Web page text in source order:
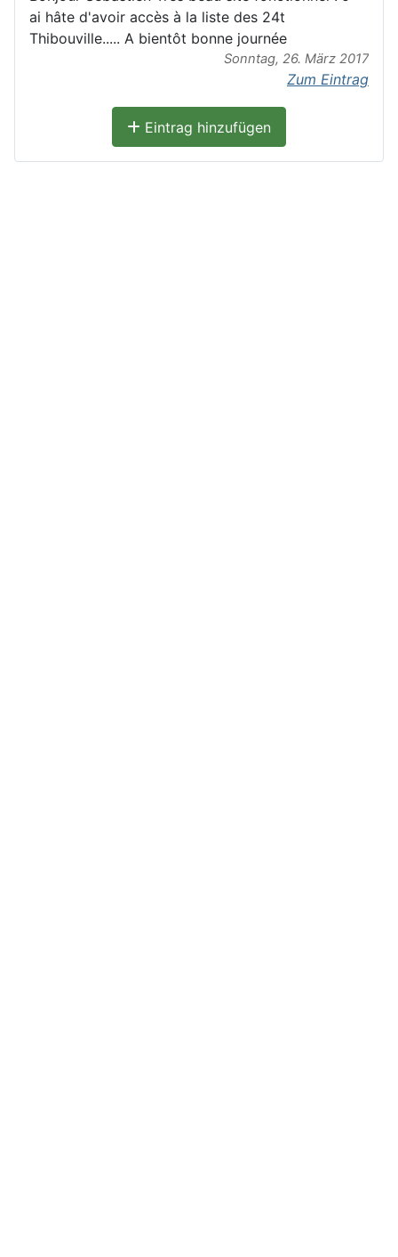
ai hâte d'avoir accès à la liste des 24t
Thibouville..... A bientôt bonne journée
Sonntag, 26. März 2017
Zum Eintrag
Eintrag hinzufügen